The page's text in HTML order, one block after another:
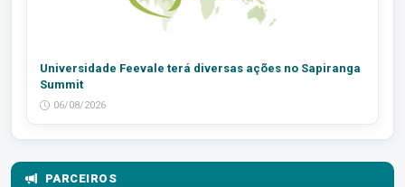
Universidade Feevale terá diversas ações no Sapiranga
Summit
06/08/2026
PARCEIROS